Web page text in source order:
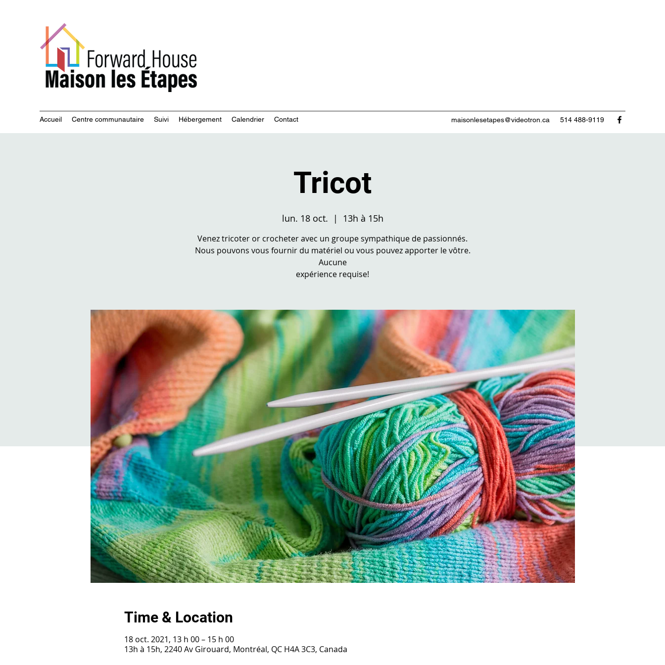
Accueil Centre communautaire Suivi Hébergement Calendrier Contact maisonlesetapes@videotron.ca 514 488-9119
Tricot
lun. 18 oct.
  |
13h à 15h
Venez tricoter or crocheter avec un groupe sympathique de passionnés.
Nous pouvons vous fournir du matériel ou vous pouvez apporter le vôtre.
Aucune
expérience requise!
Time & Location
18 oct. 2021, 13 h 00 – 15 h 00
13h à 15h, 2240 Av Girouard, Montréal, QC H4A 3C3, Canada